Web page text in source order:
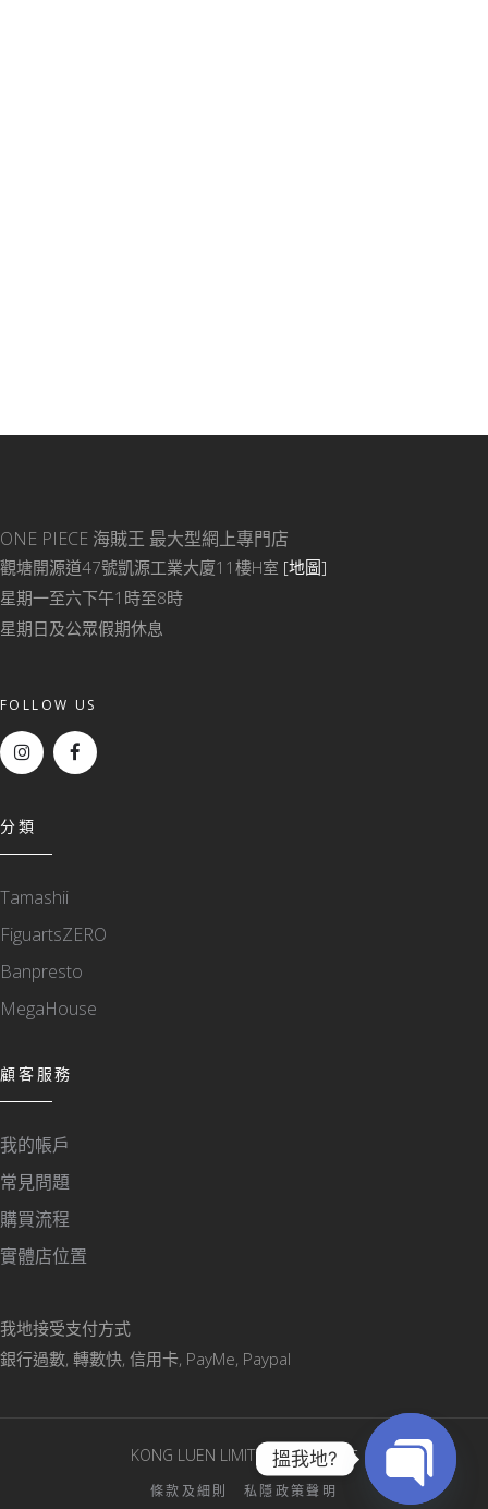
ONE PIECE 海賊王 最大型網上專門店
觀塘開源道47號凱源工業大廈11樓H室 [地圖]
星期一至六下午1時至8時
星期日及公眾假期休息
FOLLOW US
分類
Tamashii
FiguartsZERO
Banpresto
MegaHouse
顧客服務
我的帳戶
常見問題
購買流程
實體店位置
我地接受支付方式
銀行過數, 轉數快, 信用卡, PayMe, Paypal
KONG LUEN LIMITED © 版權所有
條款及細則 私隱政策聲明
搵我地?